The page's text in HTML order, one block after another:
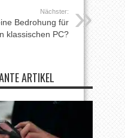
Nächster:
Bedrohung für
klassischen PC?
ARTIKEL